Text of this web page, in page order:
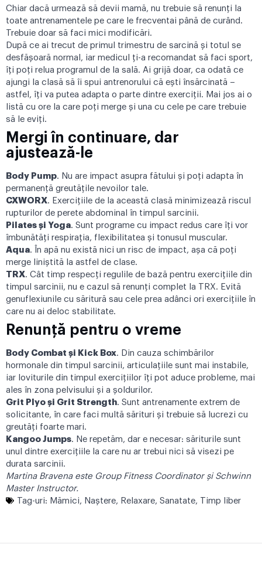
Chiar dacă urmează să devii mamă, nu trebuie să renunți la
toate antrenamentele pe care le frecventai până de curând.
Trebuie doar să faci mici modificări.
După ce ai trecut de primul trimestru de sarcină și totul se
desfășoară normal, iar medicul ți-a recomandat să faci sport,
îți poți relua programul de la sală. Ai grijă doar, ca odată ce
ajungi la clasă să îi spui antrenorului că ești însărcinată –
astfel, îți va putea adapta o parte dintre exerciții. Mai jos ai o
listă cu ore la care poți merge și una cu cele pe care trebuie
să le eviți.
Mergi în continuare, dar
ajustează-le
Body Pump. Nu are impact asupra fătului și poți adapta în
permanență greutățile nevoilor tale.
CXWORX. Exercițiile de la această clasă minimizează riscul
rupturilor de perete abdominal în timpul sarcinii.
Pilates și Yoga. Sunt programe cu impact redus care îți vor
îmbunătăți respirația, flexibilitatea și tonusul muscular.
Aqua. În apă nu există nici un risc de impact, așa că poți
merge liniștită la astfel de clase.
TRX. Cât timp respecți regulile de bază pentru exercițiile din
timpul sarcinii, nu e cazul să renunți complet la TRX. Evită
genuflexiunile cu săritură sau cele prea adânci ori exercițiile în
care nu ai deloc stabilitate.
Renunță pentru o vreme
Body Combat și Kick Box. Din cauza schimbărilor
hormonale din timpul sarcinii, articulațiile sunt mai instabile,
iar loviturile din timpul exercițiilor îți pot aduce probleme, mai
ales în zona pelvisului și a șoldurilor.
Grit Plyo și Grit Strength. Sunt antrenamente extrem de
solicitante, în care faci multă sărituri și trebuie să lucrezi cu
greutăți foarte mari.
Kangoo Jumps. Ne repetăm, dar e necesar: săriturile sunt
unul dintre exercițiile la care nu ar trebui nici să visezi pe
durata sarcinii.
Martina Bravena este Group Fitness Coordinator și Schwinn
Master Instructor.
Tag-uri: Mămici, Naştere, Relaxare, Sanatate, Timp liber